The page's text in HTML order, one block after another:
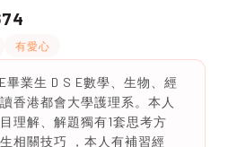
有愛心
畢業生 D S E數學、生物、經
香港都會大學護理系。本人
理解、解題獨有1套思考方
相關技巧 ，本人有補習經